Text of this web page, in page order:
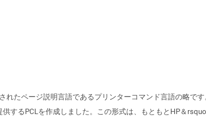
れたページ説明言語であるプリンターコマンド言語の略で
するPCLを作成しました。この形式は、もともとHP＆